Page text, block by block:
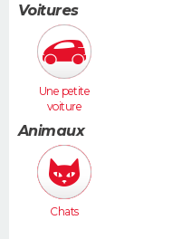
Voitures
Une petite
voiture
Clio, 206...)
Animaux
Chats